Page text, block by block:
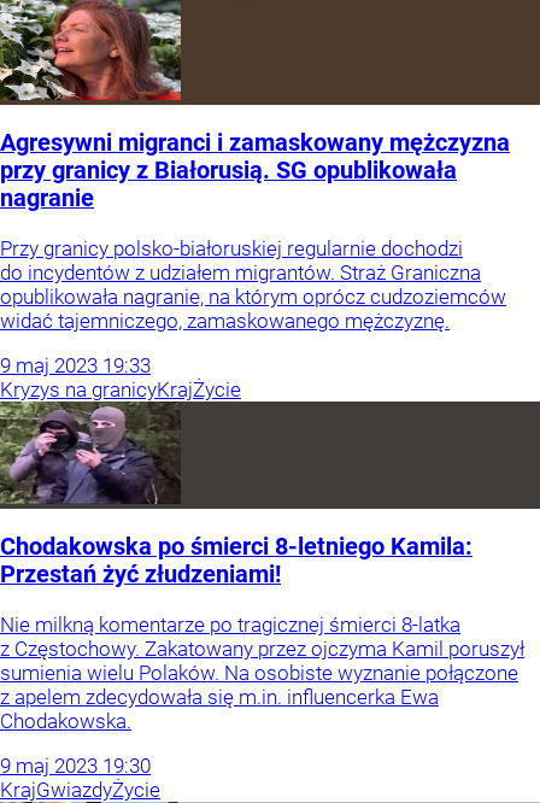
Agresywni migranci i zamaskowany mężczyzna
przy granicy z Białorusią. SG opublikowała
nagranie
Przy granicy polsko-białoruskiej regularnie dochodzi
do incydentów z udziałem migrantów. Straż Graniczna
opublikowała nagranie, na którym oprócz cudzoziemców
widać tajemniczego, zamaskowanego mężczyznę.
9 maj 2023 19:33
Kryzys na granicyKrajŻycie
Chodakowska po śmierci 8-letniego Kamila:
Przestań żyć złudzeniami!
Nie milkną komentarze po tragicznej śmierci 8-latka
z Częstochowy. Zakatowany przez ojczyma Kamil poruszył
sumienia wielu Polaków. Na osobiste wyznanie połączone
z apelem zdecydowała się m.in. influencerka Ewa
Chodakowska.
9 maj 2023 19:30
KrajGwiazdyŻycie